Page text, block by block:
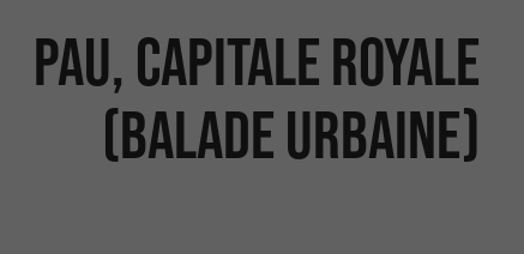
Pau, capitale royale
(Balade urbaine)